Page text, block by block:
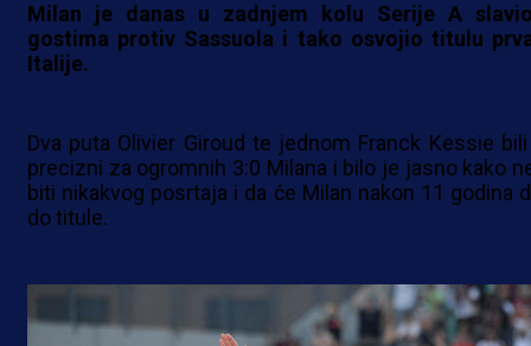
Milan je danas u zadnjem kolu Serije A
gostima protiv Sassuola i tako osvojio titulu
Italije.
Dva puta Olivier Giroud te jednom Franck Kessie
precizni za ogromnih 3:0 Milana i bilo je jasno kako
biti nikakvog posrtaja i da će Milan nakon 11 godina
do titule.